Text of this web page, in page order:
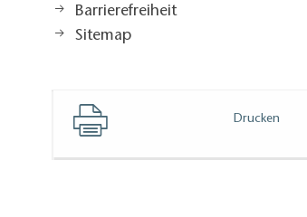
Barrierefreiheit
Sitemap
Drucken